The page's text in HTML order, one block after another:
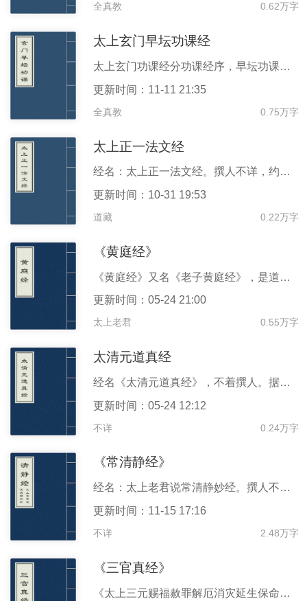
全真教 0.62万字
太上玄门早坛功课经
太上玄门功课经分功课经序，早坛功课经，晚坛功课经三部分，包含经前韵赞、说经、妙经、神咒、宝诰、中堂赞等数种不同形式的经偈，其中功课经序介绍了讽经诵咒的重要性及准备上的要求，经内对念诵时的具体动作也有说明。
更新时间：11-11 21:35
全真教 0.75万字
太上正一法文经
经名：太上正一法文经。撰人不详，约出於南北期。系早期天师道经典《正一法文》残本之一。一卷。底本出处：《正统道藏》正一部。
更新时间：10-31 19:53
道藏 0.22万字
《黄庭经》
《黄庭经》又名《老子黄庭经》，是道教养生修仙专著；内容包括《黄庭外景玉经》和《黄庭内景玉经》；两晋年间，新增《中景经》。作者为天师道魏华存。 《列仙传·朱璜》：“朱璜者，广陵人也，少病毒瘕，就睢山上道士（黄）阮丘丘与璜七物药，日服九丸。百日，病下如肝脾者数斗与《老君黄庭经》，令日读三过，通之，能思其意，如此，至武帝末故在焉。”又《历世真仙体道通鉴》卷九《黄庭真人传》云：黄庭真人王探，字养伯，太原人也，常以朝元炼藏，吐故纳新为务仙人赵先生遂授以黄庭内修之诀及泽泻丸方。依按累月，顿觉神异，年九十一岁，以汉武帝元朔六年戊午正月，西灵金母遣仙官下迎授书为太极真人。汉武帝好神仙，故皆托之
更新时间：05-24 21:00
太上老君 0.55万字
太清元道真经
经名《太清元道真经》，不着撰人。据本书跋文，当为唐人所作。三卷。底本出处：《正统道藏》正一部。参校版本：《道藏》河神部玉诀类《太上老君元道真经注解》本（简称合明子注本）。此经张至少顺道人曾推荐过，言人一小醉减寿五十天，一大醉减寿一百天，以警醒世人。
更新时间：05-24 12:12
不详 0.24万字
《常清静经》
经名：太上老君说常清静妙经。撰人不详，约出於隋唐。一卷。底本出处：《正统道藏》洞神部本文类。参校本：杜光庭等诸家注解本。
更新时间：11-15 17:16
不详 2.48万字
《三官真经》
《太上三元赐福赦罪解厄消灾延生保命妙经》也作《三官真经》或《三官感应妙经》，本经共计一千六百七十五字，为道教经典。